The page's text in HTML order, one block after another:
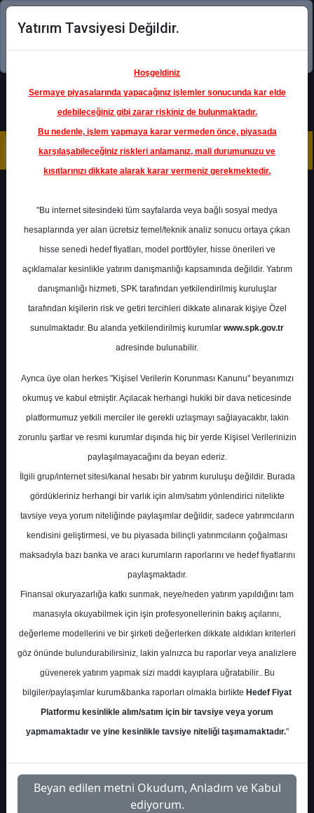
Şimdi uygulamayı indirin!
INDES- İNDEKS BİLGİSAYAR
SİSTEMLERİ MÜHENDİSLİK
Hedef Fiyat 8.93 ₺
Getiri
%0.00
0 0
En Yüksek Tahmin
Ortalama Fiyat Tahmini
Ortalama Getiri Potansiyeli
Kurum Sayısı
4
2
Get.
1 1
Yatırım Tavsiyesi Değildir.
Hoşgeldiniz
Sermaye piyasalarında yapacağınız işlemler sonucunda kar elde
edebileceğiniz gibi zarar riskiniz de bulunmaktadır.
Bu nedenle, işlem yapmaya karar vermeden önce, piyasada
karşılaşabileceğiniz riskleri anlamanız, mali durumunuzu ve
kısıtlarınızı dikkate alarak karar vermeniz gerekmektedir.
"Bu internet sitesindeki tüm sayfalarda veya bağlı sosyal medya
hesaplarında yer alan ücretsiz temel/teknik analiz sonucu ortaya çıkan
hisse senedi hedef fiyatları, model portföyler, hisse önerileri ve
açıklamalar kesinlikle yatırım danışmanlığı kapsamında değildir. Yatırım
danışmanlığı hizmeti, SPK tarafından yetkilendirilmiş kuruluşlar
tarafından kişilerin risk ve getiri tercihleri dikkate alınarak kişiye Özel
sunulmaktadır. Bu alanda yetkilendirilmiş kurumlar www.spk.gov.tr
adresinde bulunabilir.
Ayrıca üye olan herkes "Kişisel Verilerin Korunması Kanunu" beyanımızı
okumuş ve kabul etmiştir. Açılacak herhangi hukiki bir dava neticesinde
platformumuz yetkili merciler ile gerekli uzlaşmayı sağlayacaktır, lakin
zorunlu şartlar ve resmi kurumlar dışında hiç bir yerde Kişisel Verilerinizin
paylaşılmayacağını da beyan ederiz.
İlgili grup/internet sitesi/kanal hesabı bir yatırım kuruluşu değildir. Burada
gördükleriniz herhangi bir varlık için alım/satım yönlendirici nitelikte
tavsiye veya yorum niteliğinde paylaşımlar değildir, sadece yatırımcıların
kendisini geliştirmesi, ve bu piyasada bilinçli yatırımcıların çoğalması
maksadıyla bazı banka ve aracı kurumların raporlarını ve hedef fiyatlarını
paylaşmaktadır.
Finansal okuryazarlığa katkı sunmak, neye/neden yatırım yapıldığını tam
manasıyla okuyabilmek için işin profesyonellerinin bakış açılarını,
değerleme modellerini ve bir şirketi değerlerken dikkate aldıkları kriterleri
göz önünde bulundurabilirsiniz, lakin yalnızca bu raporlar veya analizlere
güvenerek yatırım yapmak sizi maddi kayıplara uğratabilir.. Bu
bilgiler/paylaşımlar kurum&banka raporları olmakla birlikte Hedef Fiyat
Platformu kesinlikle alım/satım için bir tavsiye veya yorum
yapmamaktadır ve yine kesinlikle tavsiye niteliği taşımamaktadır."
Beyan edilen metni Okudum, Anladım ve Kabul
ediyorum.